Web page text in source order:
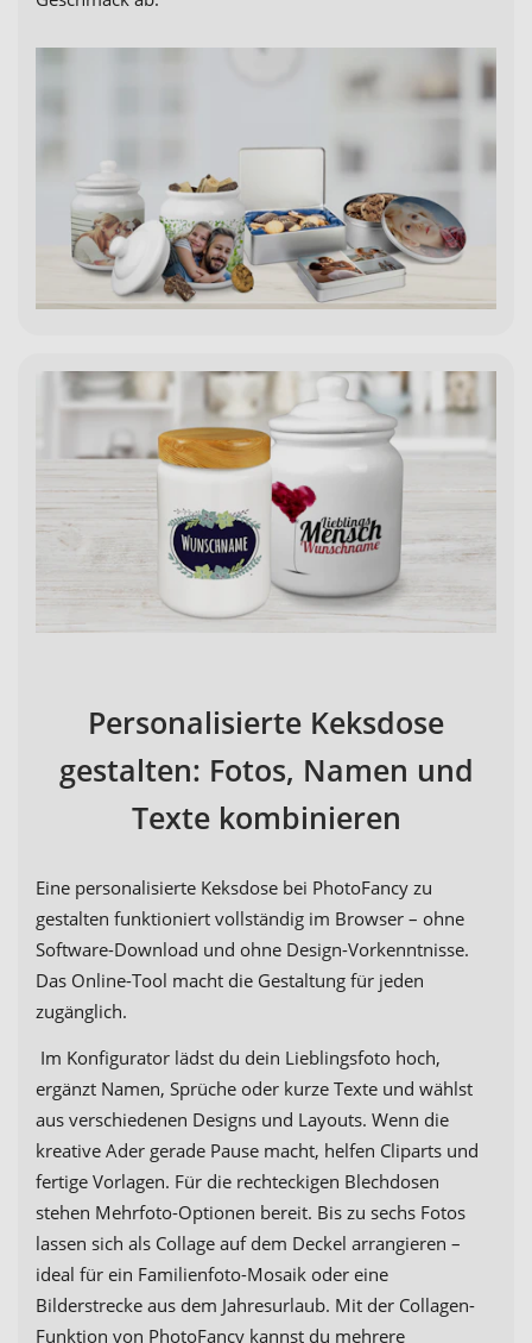
Personalisierte Keksdose
gestalten: Fotos, Namen und
Texte kombinieren
Eine personalisierte Keksdose bei PhotoFancy zu
gestalten funktioniert vollständig im Browser – ohne
Software-Download und ohne Design-Vorkenntnisse.
Das Online-Tool macht die Gestaltung für jeden
zugänglich.
Im Konfigurator lädst du dein Lieblingsfoto hoch,
ergänzt Namen, Sprüche oder kurze Texte und wählst
aus verschiedenen Designs und Layouts. Wenn die
kreative Ader gerade Pause macht, helfen Cliparts und
fertige Vorlagen. Für die rechteckigen Blechdosen
stehen Mehrfoto-Optionen bereit. Bis zu sechs Fotos
lassen sich als Collage auf dem Deckel arrangieren –
ideal für ein Familienfoto-Mosaik oder eine
Bilderstrecke aus dem Jahresurlaub. Mit der Collagen-
Funktion von PhotoFancy kannst du mehrere